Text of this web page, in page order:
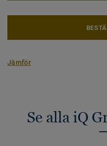
Jämför
Se alla iQ